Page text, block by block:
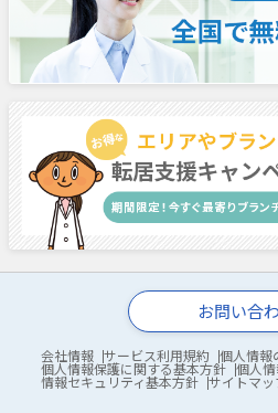
お問い合
会社情報 サービス利用規約
個人情報
個人情報保護に関する基本方針
個人
情報セキュリティ基本方針
サイトマッ